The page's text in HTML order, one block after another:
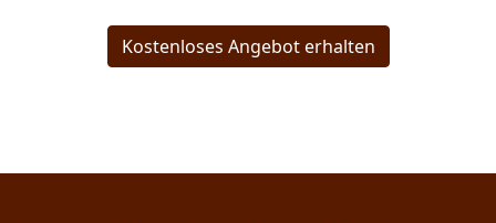
Kostenloses Angebot erhalten